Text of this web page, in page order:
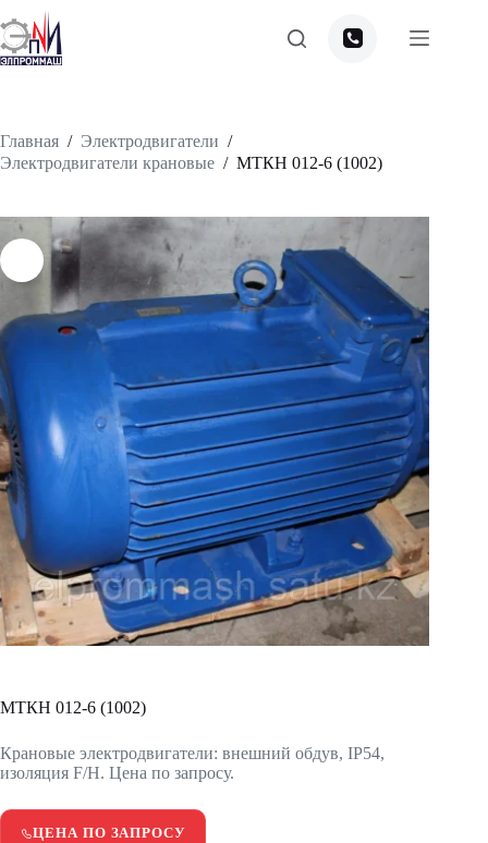
Перейти
к
сути
Главная / Электродвигатели /
Электродвигатели крановые / МТКН 012-6 (1002)
МТКН 012-6 (1002)
Крановые электродвигатели: внешний обдув, IP54,
изоляция F/H. Цена по запросу.
ЦЕНА ПО ЗАПРОСУ